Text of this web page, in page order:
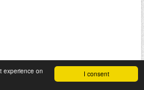
I consent
experience on